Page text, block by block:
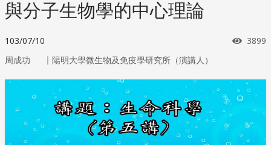
與分子生物學的中心理論
103/07/10 瀏覽
3899
周成功 ｜ 陽明大學微生物及免疫學研究所（演講人）